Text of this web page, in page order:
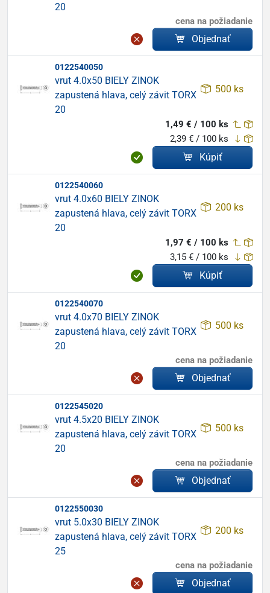
20
cena na požiadanie
Objednať
0122540050
vrut 4.0x50 BIELY ZINOK
zapustená hlava, celý závit TORX
20
500 ks
1,49 € / 100 ks
2,39 € / 100 ks
Kúpiť
0122540060
vrut 4.0x60 BIELY ZINOK
zapustená hlava, celý závit TORX
20
200 ks
1,97 € / 100 ks
3,15 € / 100 ks
Kúpiť
0122540070
vrut 4.0x70 BIELY ZINOK
zapustená hlava, celý závit TORX
20
500 ks
cena na požiadanie
Objednať
0122545020
vrut 4.5x20 BIELY ZINOK
zapustená hlava, celý závit TORX
20
500 ks
cena na požiadanie
Objednať
0122550030
vrut 5.0x30 BIELY ZINOK
zapustená hlava, celý závit TORX
25
200 ks
cena na požiadanie
Objednať